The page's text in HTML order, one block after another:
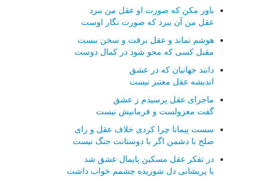
باور مکن که صورت او عقل من ببرد
عقل من آن ببرد که صورت نگار اوست
هوشم نماند و عقل برفت و سخن ببست
مقبل کسی که محو شود در کمال دوست
دانند جهانیان که در عشق
اندیشه عقل معتبر نیست
ماجرای عقل پرسیدم ز عشق
گفت معزولست و فرمانیش نیست
سست پیمانا چرا کردی خلاف عقل و رای
صلح با دشمن اگر با دوستانت جنگ نیست
در تفکر عقل مسکین پایمال عشق شد
با پریشانی دل شوریده چشمم خواب داشت